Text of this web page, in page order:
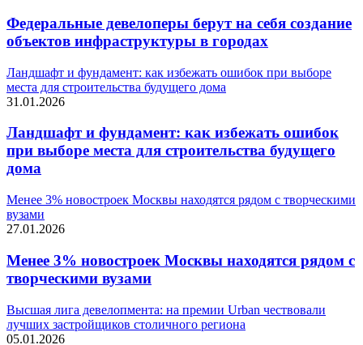
Федеральные девелоперы берут на себя создание
объектов инфраструктуры в городах
Ландшафт и фундамент: как избежать ошибок при выборе
места для строительства будущего дома
31.01.2026
Ландшафт и фундамент: как избежать ошибок
при выборе места для строительства будущего
дома
Менее 3% новостроек Москвы находятся рядом с творческими
вузами
27.01.2026
Менее 3% новостроек Москвы находятся рядом с
творческими вузами
Высшая лига девелопмента: на премии Urban чествовали
лучших застройщиков столичного региона
05.01.2026